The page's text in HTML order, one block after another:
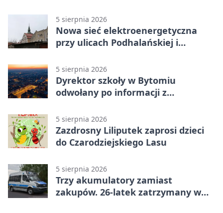
5 sierpnia 2026
Nowa sieć elektroenergetyczna
przy ulicach Podhalańskiej i
5 sierpnia 2026
Dyrektor szkoły w Bytomiu
odwołany po informacji z
5 sierpnia 2026
Zazdrosny Liliputek zaprosi dzieci
do Czarodziejskiego Lasu
5 sierpnia 2026
Trzy akumulatory zamiast
zakupów. 26-latek zatrzymany w